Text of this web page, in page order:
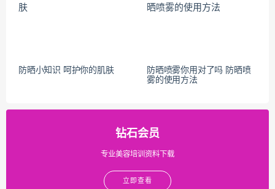
防晒小知识 呵护你的肌肤
防晒喷雾你用对了吗 防晒喷
雾的使用方法
钻石会员
专业美容培训资料下载
立即查看